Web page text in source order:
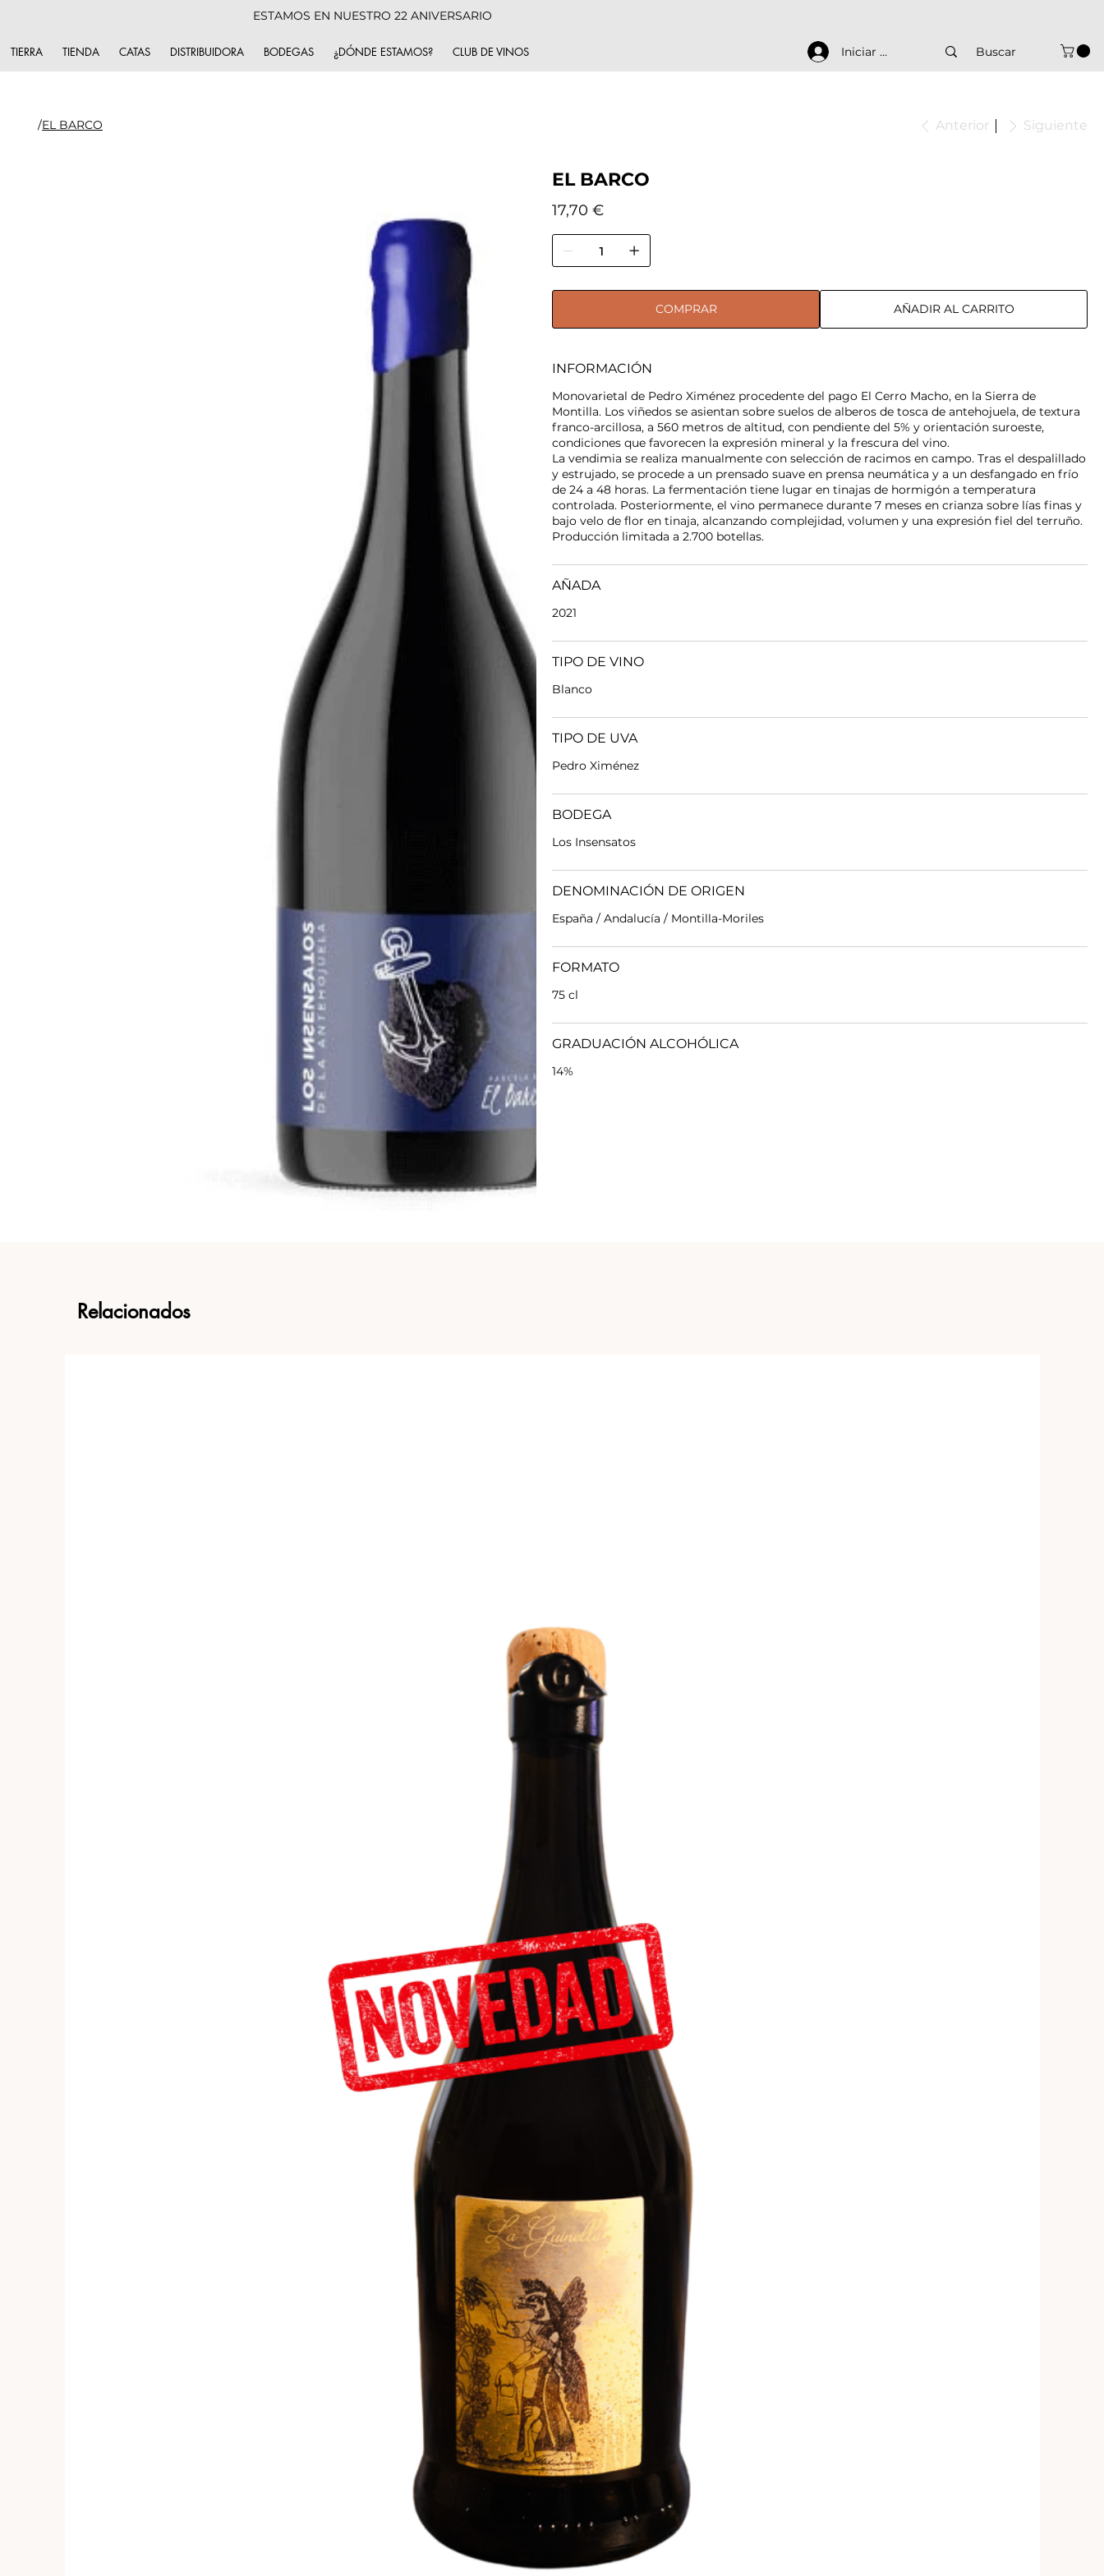
ESTAMOS EN NUESTRO 22 ANIVERSARIO
TIERRA TIENDA CATAS DISTRIBUIDORA BODEGAS ¿DÓNDE ESTAMOS? CLUB DE VINOS Iniciar sesión
/EL BARCO Anterior Siguiente
EL BARCO
Precio
17,70 €
COMPRAR AÑADIR AL CARRITO
INFORMACIÓN
Monovarietal de Pedro Ximénez procedente del pago El Cerro Macho, en la Sierra de
Montilla. Los viñedos se asientan sobre suelos de alberos de tosca de antehojuela, de textura
franco-arcillosa, a 560 metros de altitud, con pendiente del 5% y orientación suroeste,
condiciones que favorecen la expresión mineral y la frescura del vino.
La vendimia se realiza manualmente con selección de racimos en campo. Tras el despalillado
y estrujado, se procede a un prensado suave en prensa neumática y a un desfangado en frío
de 24 a 48 horas. La fermentación tiene lugar en tinajas de hormigón a temperatura
controlada. Posteriormente, el vino permanece durante 7 meses en crianza sobre lías finas y
bajo velo de flor en tinaja, alcanzando complejidad, volumen y una expresión fiel del terruño.
Producción limitada a 2.700 botellas.
AÑADA
2021
TIPO DE VINO
Blanco
TIPO DE UVA
Pedro Ximénez
BODEGA
Los Insensatos
DENOMINACIÓN DE ORIGEN
España / Andalucía / Montilla-Moriles
FORMATO
75 cl
GRADUACIÓN ALCOHÓLICA
14%
Relacionados